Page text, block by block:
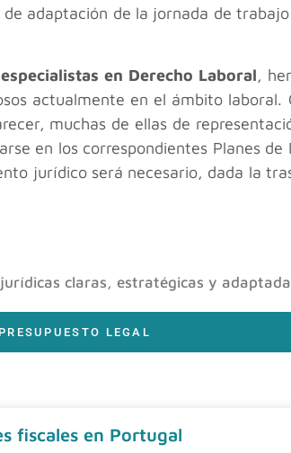
adaptación de la jornada de
en Derecho Laboral,
actualmente en el ámbito laboral.
muchas de ellas de
en los correspondientes Planes de
jurídico será necesario, dada la
claras, estratégicas y
LEGAL
fiscales en Portugal